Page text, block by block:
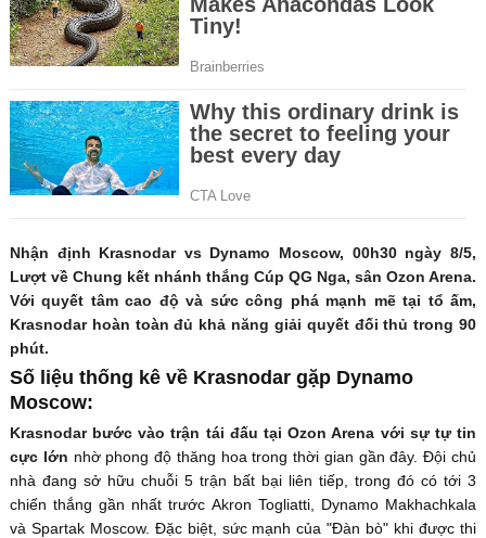
Nhận định Krasnodar vs Dynamo Moscow, 00h30 ngày 8/5,
Lượt về Chung kết nhánh thắng Cúp QG Nga, sân Ozon Arena.
Với quyết tâm cao độ và sức công phá mạnh mẽ tại tổ ấm,
Krasnodar hoàn toàn đủ khả năng giải quyết đối thủ trong 90
phút.
Số liệu thống kê về Krasnodar gặp Dynamo
Moscow:
Krasnodar bước vào trận tái đấu tại Ozon Arena với sự tự tin
cực lớn nhờ phong độ thăng hoa trong thời gian gần đây. Đội chủ
nhà đang sở hữu chuỗi 5 trận bất bại liên tiếp, trong đó có tới 3
chiến thắng gần nhất trước Akron Togliatti, Dynamo Makhachkala
và Spartak Moscow. Đặc biệt, sức mạnh của "Đàn bò" khi được thi